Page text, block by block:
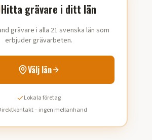
Hitta grävare i ditt län
grävare i alla 21 svenska län som
erbjuder grävarbeten.
Välj län
Lokala företag
– ingen mellanhand